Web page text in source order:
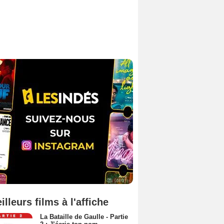
films à l'affiche
La Bataille de Gaulle - Partie